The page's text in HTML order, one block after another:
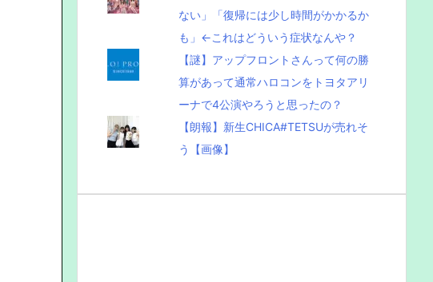
ない」「復帰には少し時間がかかるか
も」←これはどういう症状なんや？
【謎】アップフロントさんって何の勝
算があって通常ハロコンをトヨタアリ
ーナで4公演やろうと思ったの？
【朗報】新生CHICA#TETSUが売れそ
う【画像】